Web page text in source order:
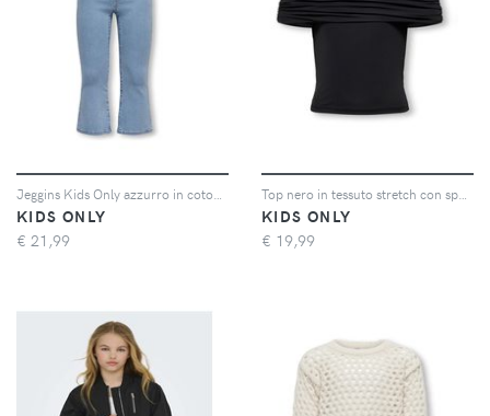
KIDS ONLY
€ 21,99
KIDS ONLY
€ 19,99